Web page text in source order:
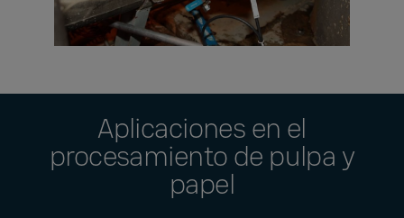
Aplicaciones en el
procesamiento de pulpa y
papel